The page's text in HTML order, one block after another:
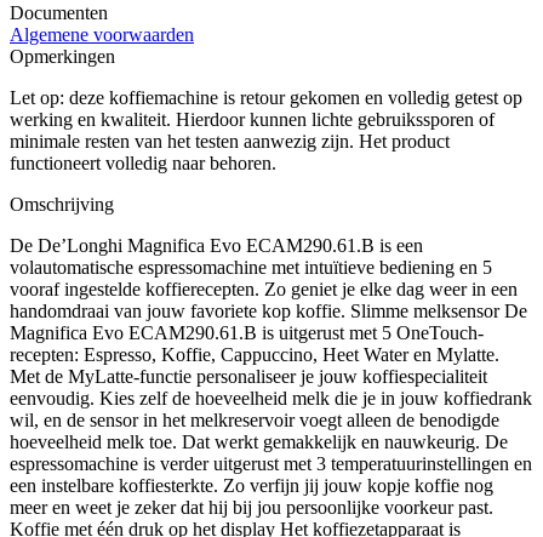
Documenten
Algemene voorwaarden
Opmerkingen
Let op: deze koffiemachine is retour gekomen en volledig getest op
werking en kwaliteit. Hierdoor kunnen lichte gebruikssporen of
minimale resten van het testen aanwezig zijn. Het product
functioneert volledig naar behoren.
Omschrijving
De De’Longhi Magnifica Evo ECAM290.61.B is een
volautomatische espressomachine met intuïtieve bediening en 5
vooraf ingestelde koffierecepten. Zo geniet je elke dag weer in een
handomdraai van jouw favoriete kop koffie. Slimme melksensor De
Magnifica Evo ECAM290.61.B is uitgerust met 5 OneTouch-
recepten: Espresso, Koffie, Cappuccino, Heet Water en Mylatte.
Met de MyLatte-functie personaliseer je jouw koffiespecialiteit
eenvoudig. Kies zelf de hoeveelheid melk die je in jouw koffiedrank
wil, en de sensor in het melkreservoir voegt alleen de benodigde
hoeveelheid melk toe. Dat werkt gemakkelijk en nauwkeurig. De
espressomachine is verder uitgerust met 3 temperatuurinstellingen en
een instelbare koffiesterkte. Zo verfijn jij jouw kopje koffie nog
meer en weet je zeker dat hij bij jou persoonlijke voorkeur past.
Koffie met één druk op het display Het koffiezetapparaat is